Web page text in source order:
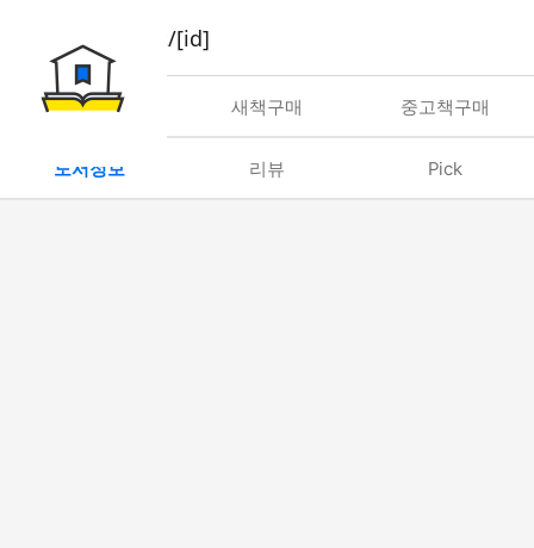
book/rent/[id]
대여 새책구매 중고책구매
도서정보 리뷰 Pick